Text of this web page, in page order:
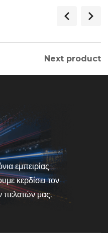
Next product
εμπειρίας
κερδίσει τον
πελατών μας.